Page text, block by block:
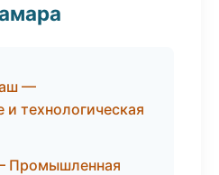
—
технологическая
Промышленная